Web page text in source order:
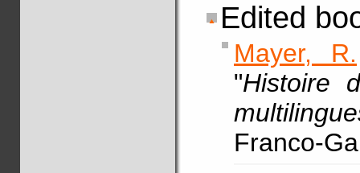
Edited
Mayer, R.
"Histoire
Franco-